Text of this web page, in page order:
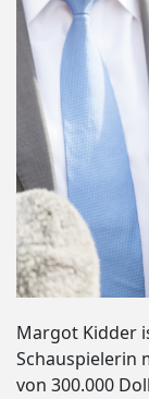
Margot Kidder
Schauspielerin
von 300.000